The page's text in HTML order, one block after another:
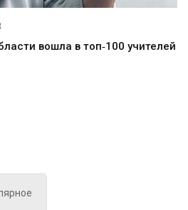
вошла в топ‑100 учителей